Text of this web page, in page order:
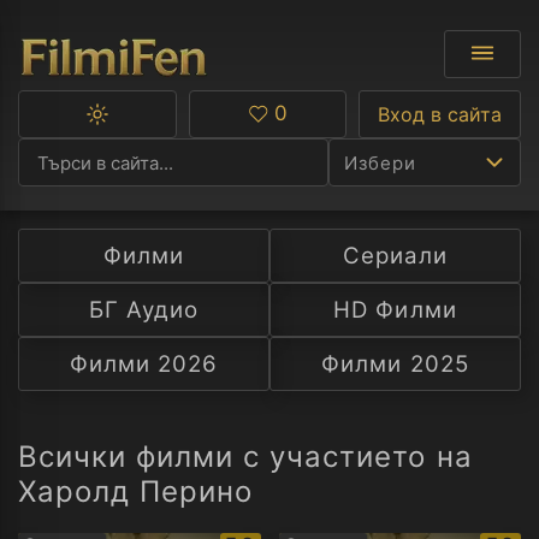
Избери
Ф
С
А
Превключване
тъмна
тема
Любими
0 Вход в сайта
Филми
Сериали
БГ Аудио
HD Филми
Филми 2026
Филми 2025
Всички филми с участието на
Харолд Перино